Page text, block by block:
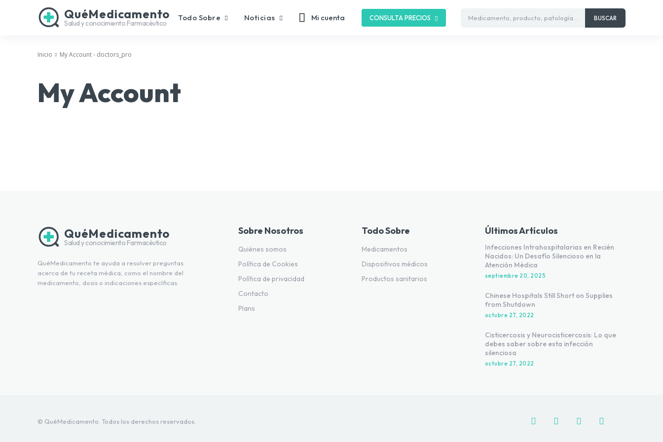
QuéMedicamento
Salud y conocimiento Farmacéutico
Todo Sobre Noticias Mi cuenta CONSULTA PRECIOS Medicamento, producto, patología... BUSCAR
Inicio My Account - doctors_pro
My Account
QuéMedicamento
Salud y conocimiento Farmacéutico
QuéMedicamento te ayuda a resolver preguntas
acerca de tu receta médica, como el nombre del
medicamento, dosis o indicaciones específicas.
Sobre Nosotros
Quiénes somos
Política de Cookies
Política de privacidad
Contacto
Plans
Todo Sobre
Medicamentos
Dispositivos médicos
Productos sanitarios
Últimos Artículos
Infecciones Intrahospitalarias en Recién
Nacidos: Un Desafío Silencioso en la
Atención Médica
septiembre 20, 2025
Chinese Hospitals Still Short on Supplies
from Shutdown
octubre 27, 2022
Cisticercosis y Neurocisticercosis: Lo que
debes saber sobre esta infección
silenciosa
octubre 27, 2022
© QuéMedicamento. Todos los derechos reservados.